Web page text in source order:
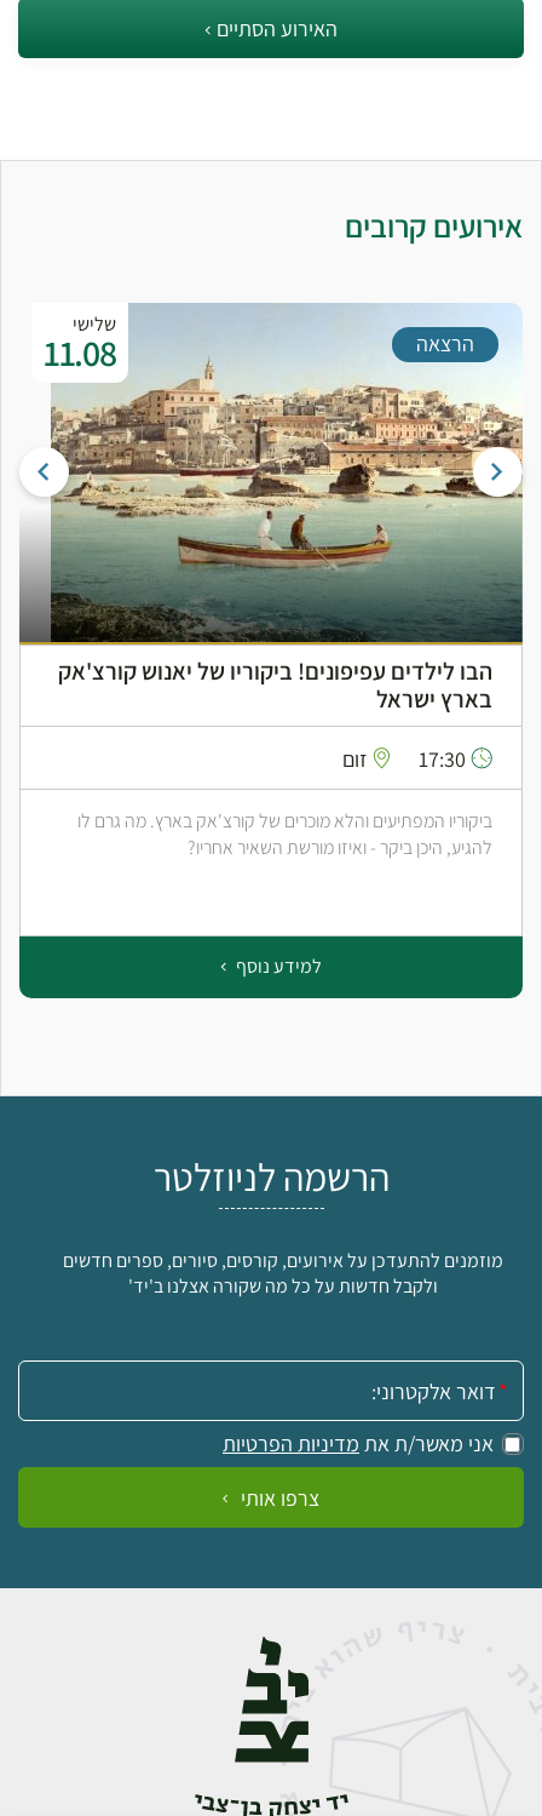
האירוע הסתיים
אירועים קרובים
שלישי
11.08 הרצאה
הבו לילדים עפיפונים! ביקוריו של יאנוש קורצ'אק
בארץ ישראל
זום
ביקוריו המפתיעים והלא מוכרים של קורצ'אק בארץ. מה גרם לו
להגיע, היכן ביקר - ואיזו מורשת השאיר אחריו?
למידע נוסף
הרשמה לניוזלטר
מוזמנים להתעדכן על אירועים, קורסים, סיורים, ספרים חדשים
ולקבל חדשות על כל מה שקורה אצלנו ב'יד'
אימייל:
אני מאשר/ת את מדיניות הפרטיות
צרפו אותי